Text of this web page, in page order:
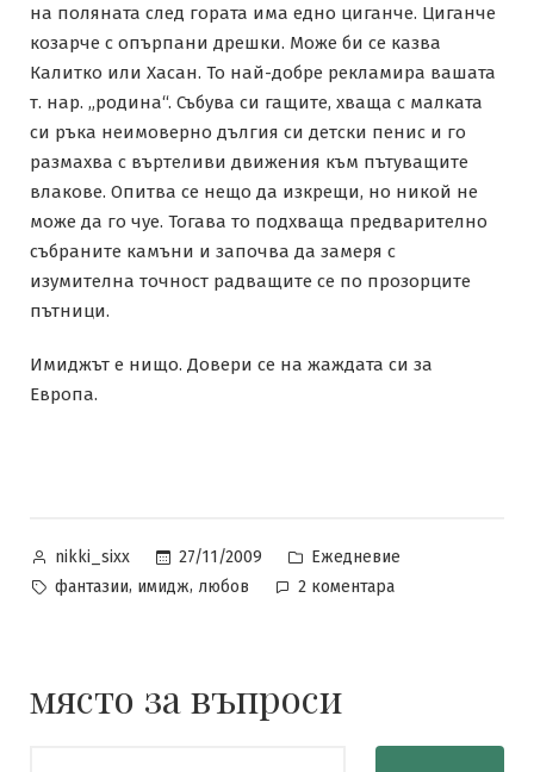
на поляната след гората има едно циганче. Циганче
козарче с опърпани дрешки. Може би се казва
Калитко или Хасан. То най-добре рекламира вашата
т. нар. „родина“. Събува си гащите, хваща с малката
си ръка неимоверно дългия си детски пенис и го
размахва с въртеливи движения към пътуващите
влакове. Опитва се нещо да изкрещи, но никой не
може да го чуе. Тогава то подхваща предварително
събраните камъни и започва да замеря с
изумителна точност радващите се по прозорците
пътници.
Имиджът е нищо. Довери се на жаждата си за
Европа.
Posted
by
nikki_sixx 27/11/2009
Posted
in
Ежедневие
Tags:
фантазии, имидж, любов 2 коментараза
място за въпроси